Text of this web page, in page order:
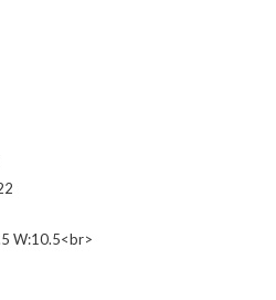
W:10.5<br>